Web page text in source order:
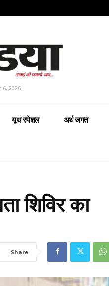
6, 2026
यूथ स्पेशल अर्थ जगत
शिविर का
Share